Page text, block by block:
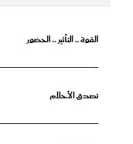
القوة .. التأثير .. الحضور
تصدق الأحلام